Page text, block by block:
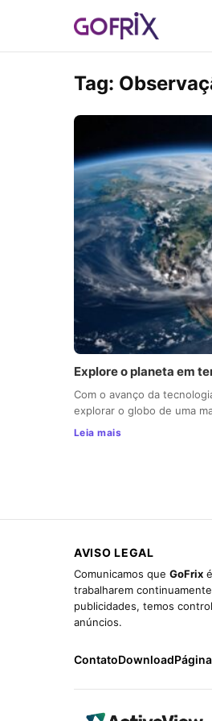
Tag:
Explore o planeta em
Com o avanço da
explorar o globo de uma
Leia mais
AVISO LEGAL
Comunicamos que GoFrix
trabalharem
publicidades, temos
anúncios.
ContatoDownload